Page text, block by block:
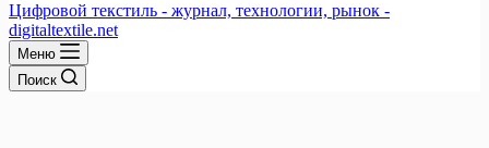
Цифровой текстиль - журнал, технологии, рынок -
digitaltextile.net
Меню
Поиск